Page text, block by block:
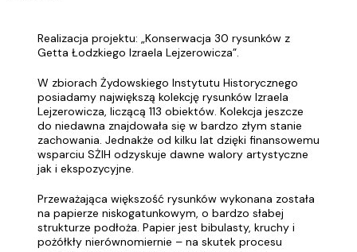
Realizacja projektu: „Konserwacja 30 rysunków z
Getta Łodzkiego Izraela Lejzerowicza”.
W zbiorach Żydowskiego Instytutu Historycznego
posiadamy największą kolekcję rysunków Izraela
Lejzerowicza, liczącą 113 obiektów. Kolekcja jeszcze
do niedawna znajdowała się w bardzo złym stanie
zachowania. Jednakże od kilku lat dzięki finansowemu
wsparciu SŻIH odzyskuje dawne walory artystyczne
jak i ekspozycyjne.
Przeważająca większość rysunków wykonana została
na papierze niskogatunkowym, o bardzo słabej
strukturze podłoża. Papier jest bibulasty, kruchy i
pożółkły nierównomiernie – na skutek procesu